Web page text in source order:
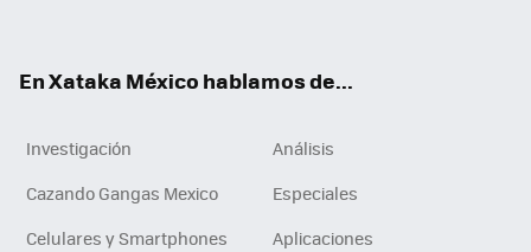
En Xataka México hablamos de...
Investigación
Análisis
Cazando Gangas Mexico
Especiales
Celulares y Smartphones
Aplicaciones